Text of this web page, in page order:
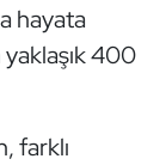
hayata
400
farklı